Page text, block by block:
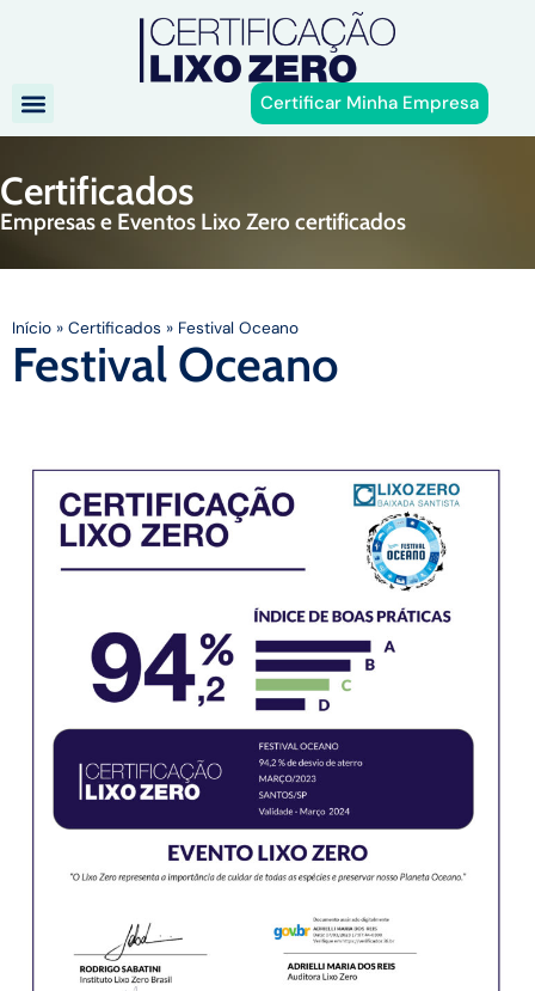
Certificar Minha Empresa
Certificados
Empresas e Eventos Lixo Zero certificados
Início » Certificados » Festival Oceano
Festival Oceano